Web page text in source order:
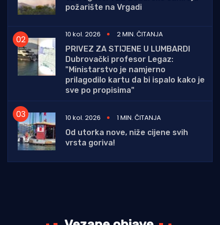
požarište na Vrgadi
10 kol. 2026
2 MIN. ČITANJA
PRIVEZ ZA STIJENE U LUMBARDI
Dubrovački profesor Legaz:
"Ministarstvo je namjerno
prilagodilo kartu da bi ispalo kako je
sve po propisima"
10 kol. 2026
1 MIN. ČITANJA
Od utorka nove, niže cijene svih
vrsta goriva!